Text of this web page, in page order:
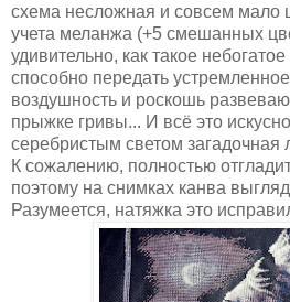
схема несложная и совсем мало
учета меланжа (+5 смешанных
удивительно, как такое
способно передать
воздушность и роскошь
прыжке гривы... И всё это
cеребристым светом загадочная
К сожалению, полностью
поэтому на снимках канва
Разумеется, натяжка это